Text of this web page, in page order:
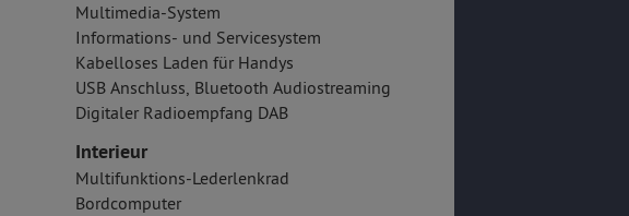
Multimedia-System
Informations- und Servicesystem
Kabelloses Laden für Handys
USB Anschluss, Bluetooth Audiostreaming
Digitaler Radioempfang DAB
Interieur
Multifunktions-Lederlenkrad
Bordcomputer